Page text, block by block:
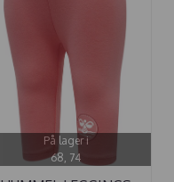
På lager i
68, 74